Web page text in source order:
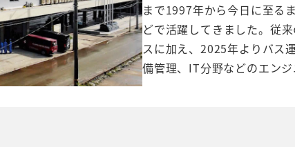
まで1997年から今日に至る
どで活躍してきました。従
スに加え、2025年よりバス
備管理、IT分野などのエンジ